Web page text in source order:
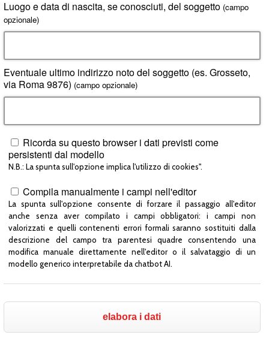
Luogo e data di nascita, se conosciuti, del soggetto (campo
opzionale)
Eventuale ultimo indirizzo noto del soggetto (es. Grosseto,
via Roma 9876) (campo opzionale)
Ricorda su questo browser i dati previsti come
persistenti dal modello
N.B.: La spunta sull'opzione implica l'utilizzo di cookies".
Compila manualmente i campi nell'editor
La spunta sull'opzione consente di forzare il passaggio all'editor
anche senza aver compilato i campi obbligatori: i campi non
valorizzati e quelli contenenti errori formali saranno sostituiti dalla
descrizione del campo tra parentesi quadre consentendo una
modifica manuale direttamente nell'editor o il salvataggio di un
modello generico interpretabile da chatbot AI.